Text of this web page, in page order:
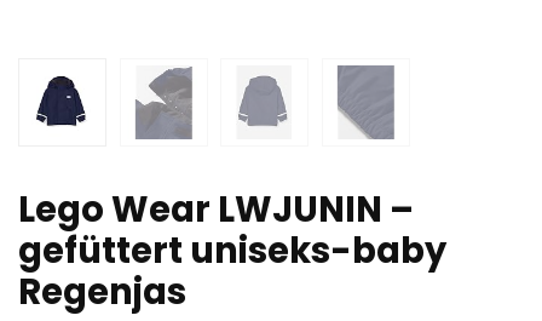
Lego Wear LWJUNIN –
gefüttert uniseks-baby
Regenjas